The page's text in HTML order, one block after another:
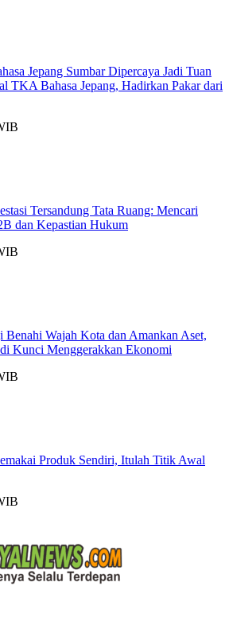
Jepang Sumbar Dipercaya Jadi Tuan
TKA Bahasa Jepang, Hadirkan Pakar dari
Tersandung Tata Ruang: Mencari
dan Kepastian Hukum
Wajah Kota dan Amankan Aset,
Kunci Menggerakkan Ekonomi
Produk Sendiri, Itulah Titik Awal